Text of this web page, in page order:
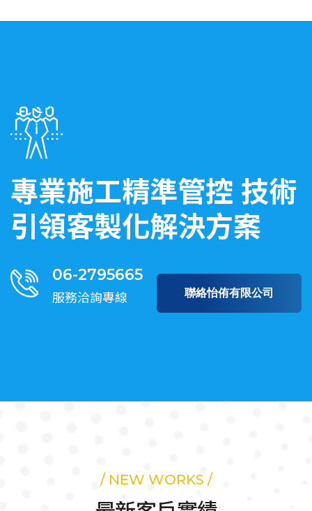
專業施工精準管控 技術
引領客製化解決方案
06-2795665
服務洽詢專線 聯絡怡侑有限公司
/ NEW WORKS /